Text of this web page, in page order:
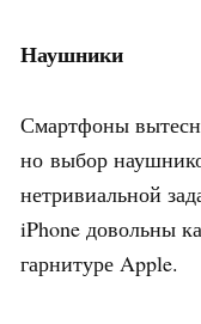
Наушники
Смартфоны
но выбор
нетривиальной
iPhone довольны
гарнитуре Apple.